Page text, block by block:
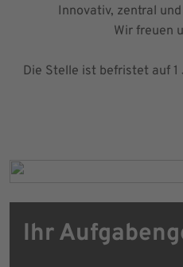
Innovativ, zentral
Wir freuen
Die Stelle ist befristet auf 1
Ihr